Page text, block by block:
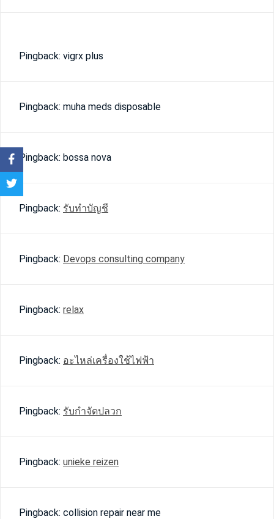
n
r
c
o
o
Pingback: vigrx plus
Pingback: muha meds disposable
Pingback: bossa nova
Pingback: รับทำบัญชี
Pingback: Devops consulting company
Pingback: relax
Pingback: อะไหล่เครื่องใช้ไฟฟ้า
Pingback: รับกำจัดปลวก
Pingback: unieke reizen
Pingback: collision repair near me